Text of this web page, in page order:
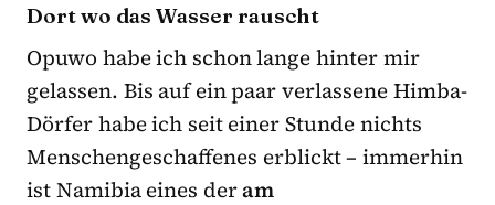
Dort wo das Wasser rauscht
Opuwo habe ich schon lange hinter mir
gelassen. Bis auf ein paar verlassene Himba-
Dörfer habe ich seit einer Stunde nichts
Menschengeschaffenes erblickt – immerhin
ist Namibia eines deram